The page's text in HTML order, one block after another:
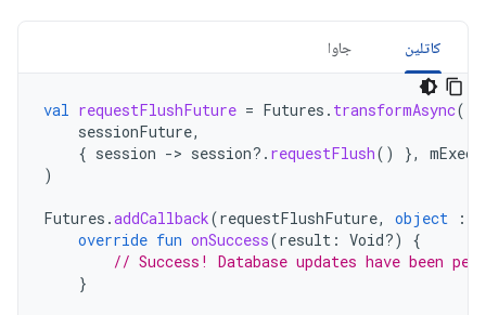
کاتلین جاوا
val requestFlushFuture = Futures . transformAsync(
sessionFuture,
{ session -> session?. requestFlush() },
)
Futures .addCallback(requestFlushFuture, object :
override fun onSuccess(result : Void?)
{
// Success! Database updates have been
}